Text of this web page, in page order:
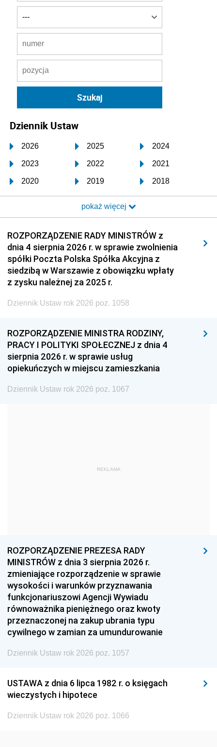
Dziennik Ustaw
2026 2025 2024
2023 2022 2021
2020 2019 2018
2017 2016 2015
2014 2013 2012
2011 2010 2009
2008 2007 2006
2005 2004 2003
2002 2001
1999 1998
1993 1992 1991
1990 1989
1987 1986 1985
1984 1983
1957 1956
1954 1953
1951 1950
1948 1947
1945 1944 1939
1938 1937 1936
1935 1934
1929 1928 1927
pokaż więcej
ROZPORZĄDZENIE RADY MINISTRÓW z
dnia 4 sierpnia 2026 r. w sprawie zwolnienia
spółki Poczta Polska Spółka Akcyjna z
siedzibą w Warszawie z obowiązku wpłaty
z zysku należnej za 2025 r.
Dziennik Ustaw rok 2026 poz. 1058
ROZPORZĄDZENIE MINISTRA RODZINY,
PRACY I POLITYKI SPOŁECZNEJ z dnia 4
sierpnia 2026 r. w sprawie usług
opiekuńczych w miejscu zamieszkania
Dziennik Ustaw rok 2026 poz. 1067
REKLAMA
ROZPORZĄDZENIE PREZESA RADY
MINISTRÓW z dnia 3 sierpnia 2026 r.
zmieniające rozporządzenie w sprawie
wysokości i warunków przyznawania
funkcjonariuszowi Agencji Wywiadu
równoważnika pieniężnego oraz kwoty
przeznaczonej na zakup ubrania typu
cywilnego w zamian za umundurowanie
Dziennik Ustaw rok 2026 poz. 1057
USTAWA z dnia 6 lipca 1982 r. o księgach
wieczystych i hipotece
Dziennik Ustaw rok 2026 poz. 1066